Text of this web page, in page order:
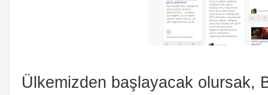
Ülkemizden başlayacak olursak,